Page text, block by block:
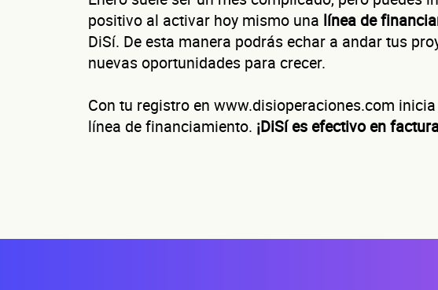
positivo al activar hoy mismo una línea de
DiSí. De esta manera podrás echar a andar tus
nuevas oportunidades para crecer.
Con tu registro en www.disioperaciones.com
línea de financiamiento. ¡DiSí es efectivo en